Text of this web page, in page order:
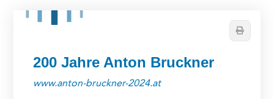
Drucken
200 Jahre Anton Bruckner
www.anton-bruckner-2024.at